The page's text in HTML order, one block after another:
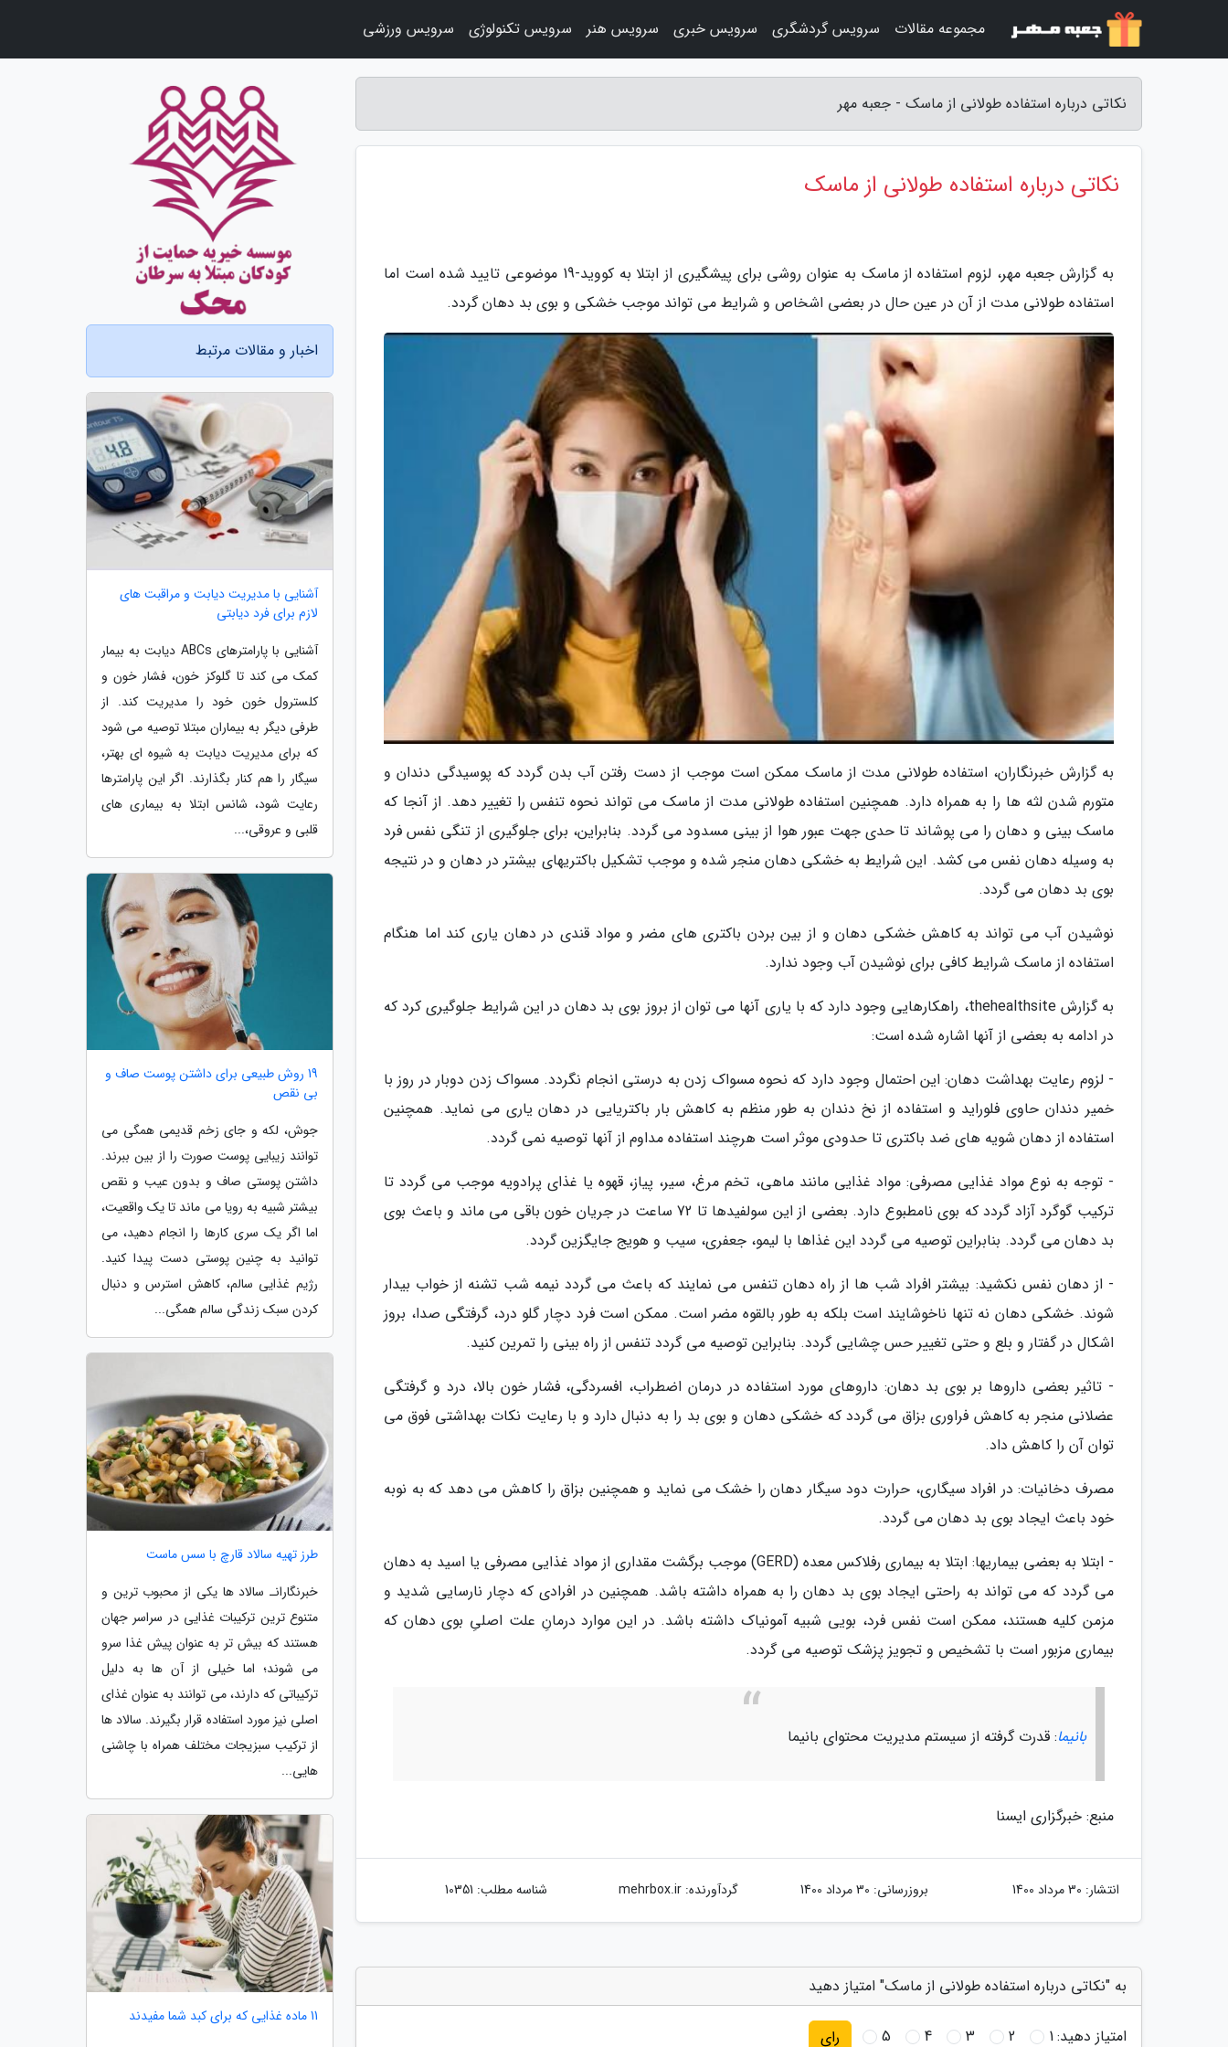
نکاتی درباره استفاده طولانی از ماسک - جعبه مهر
نکاتی درباره استفاده طولانی از ماسک
به گزارش جعبه مهر، لزوم استفاده از ماسک به عنوان روشی برای پیشگیری از ابتلا به کووید-19 موضوعی تایید شده است اما
استفاده طولانی مدت از آن در عین حال در بعضی اشخاص و شرایط می تواند موجب خشکی و بوی بد دهان گردد.
به گزارش خبرنگاران، استفاده طولانی مدت از ماسک ممکن است موجب از دست رفتن آب بدن گردد که پوسیدگی دندان و
متورم شدن لثه ها را به همراه دارد. همچنین استفاده طولانی مدت از ماسک می تواند نحوه تنفس را تغییر دهد. از آنجا که
ماسک بینی و دهان را می پوشاند تا حدی جهت عبور هوا از بینی مسدود می گردد. بنابراین، برای جلوگیری از تنگی نفس فرد
به وسیله دهان نفس می کشد. این شرایط به خشکی دهان منجر شده و موجب تشکیل باکتریهای بیشتر در دهان و در نتیجه
بوی بد دهان می گردد.
نوشیدن آب می تواند به کاهش خشکی دهان و از بین بردن باکتری های مضر و مواد قندی در دهان یاری کند اما هنگام
استفاده از ماسک شرایط کافی برای نوشیدن آب وجود ندارد.
به گزارش thehealthsite، راهکارهایی وجود دارد که با یاری آنها می توان از بروز بوی بد دهان در این شرایط جلوگیری کرد که
در ادامه به بعضی از آنها اشاره شده است:
- لزوم رعایت بهداشت دهان: این احتمال وجود دارد که نحوه مسواک زدن به درستی انجام نگردد. مسواک زدن دوبار در روز با
خمیر دندان حاوی فلوراید و استفاده از نخ دندان به طور منظم به کاهش بار باکتریایی در دهان یاری می نماید. همچنین
استفاده از دهان شویه های ضد باکتری تا حدودی موثر است هرچند استفاده مداوم از آنها توصیه نمی گردد.
- توجه به نوع مواد غذایی مصرفی: مواد غذایی مانند ماهی، تخم مرغ، سیر، پیاز، قهوه یا غذای پرادویه موجب می گردد تا
ترکیب گوگرد آزاد گردد که بوی نامطبوع دارد. بعضی از این سولفیدها تا 72 ساعت در جریان خون باقی می ماند و باعث بوی
بد دهان می گردد. بنابراین توصیه می گردد این غذاها با لیمو، جعفری، سیب و هویج جایگزین گردد.
- از دهان نفس نکشید: بیشتر افراد شب ها از راه دهان تنفس می نمایند که باعث می گردد نیمه شب تشنه از خواب بیدار
شوند. خشکی دهان نه تنها ناخوشایند است بلکه به طور بالقوه مضر است. ممکن است فرد دچار گلو درد، گرفتگی صدا، بروز
اشکال در گفتار و بلع و حتی تغییر حس چشایی گردد. بنابراین توصیه می گردد تنفس از راه بینی را تمرین کنید.
- تاثیر بعضی داروها بر بوی بد دهان: داروهای مورد استفاده در درمان اضطراب، افسردگی، فشار خون بالا، درد و گرفتگی
عضلانی منجر به کاهش فراوری بزاق می گردد که خشکی دهان و بوی بد را به دنبال دارد و با رعایت نکات بهداشتی فوق می
توان آن را کاهش داد.
مصرف دخانیات: در افراد سیگاری، حرارت دود سیگار دهان را خشک می نماید و همچنین بزاق را کاهش می دهد که به نوبه
خود باعث ایجاد بوی بد دهان می گردد.
- ابتلا به بعضی بیماریها: ابتلا به بیماری رفلاکس معده (GERD) موجب برگشت مقداری از مواد غذایی مصرفی یا اسید به دهان
می گردد که می تواند به راحتی ایجاد بوی بد دهان را به همراه داشته باشد. همچنین در افرادی که دچار نارسایی شدید و
مزمن کلیه هستند، ممکن است نفس فرد، بویی شبیه آمونیاک داشته باشد. در این موارد درمانِ علت اصلیِ بوی دهان که
بیماری مزبور است با تشخیص و تجویز پزشک توصیه می گردد.
بانیما: قدرت گرفته از سیستم مدیریت محتوای بانیما
منبع: خبرگزاری ایسنا
انتشار: 30 مرداد 1400 بروزرسانی: 30 مرداد 1400 گردآورنده:mehrbox.ir شناسه مطلب: 10351
به "نکاتی درباره استفاده طولانی از ماسک" امتیاز دهید
امتیاز دهید:1
2
3
4
5 رای
اخبار و مقالات مرتبط
آشنایی با مدیریت دیابت و مراقبت های
لازم برای فرد دیابتی
آشنایی با پارامترهای ABCs دیابت به بیمار
کمک می کند تا گلوکز خون، فشار خون و
کلسترول خون خود را مدیریت کند. از
طرفی دیگر به بیماران مبتلا توصیه می شود
که برای مدیریت دیابت به شیوه ای بهتر،
سیگار را هم کنار بگذارند. اگر این پارامترها
رعایت شود، شانس ابتلا به بیماری های
قلبی و عروقی،...
19 روش طبیعی برای داشتن پوست صاف و
بی نقص
جوش، لکه و جای زخم قدیمی همگی می
توانند زیبایی پوست صورت را از بین ببرند.
داشتن پوستی صاف و بدون عیب و نقص
بیشتر شبیه به رویا می ماند تا یک واقعیت،
اما اگر یک سری کارها را انجام دهید، می
توانید به چنین پوستی دست پیدا کنید.
رژیم غذایی سالم، کاهش استرس و دنبال
کردن سبک زندگی سالم همگی...
طرز تهیه سالاد قارچ با سس ماست
خبرنگارانـ سالاد ها یکی از محبوب ترین و
متنوع ترین ترکیبات غذایی در سراسر جهان
هستند که بیش تر به عنوان پیش غذا سرو
می شوند؛ اما خیلی از آن ها به دلیل
ترکیباتی که دارند، می توانند به عنوان غذای
اصلی نیز مورد استفاده قرار بگیرند. سالاد ها
از ترکیب سبزیجات مختلف همراه با چاشنی
هایی...
11 ماده غذایی که برای کبد شما مفیدند
مجموعه مقالات سرویس گردشگری سرویس خبری سرویس هنر سرویس تکنولوژی سرویس ورزشی